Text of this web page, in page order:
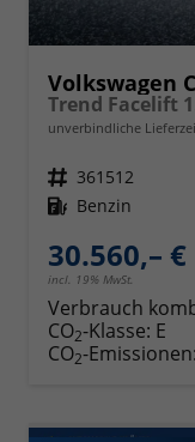
Volkswagen
unverbindliche
Fahrzeugnr. 361512
Kraftstoff Benzin
30.560,– €
incl. 19% MwSt.
Verbrauch
CO2-Klasse: E
CO2-Emissionen: